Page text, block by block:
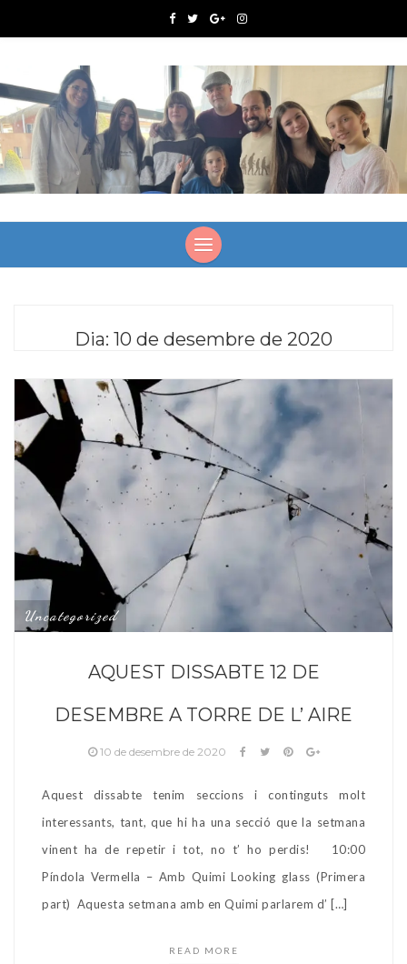
Dia: 10 de desembre de 2020
Uncategorized
AQUEST DISSABTE 12 DE
DESEMBRE A TORRE DE L’ AIRE
10 de desembre de 2020
Aquest dissabte tenim seccions i continguts molt
interessants, tant, que hi ha una secció que la setmana
vinent ha de repetir i tot, no t’ ho perdis! 10:00
Píndola Vermella – Amb Quimi Looking glass (Primera
part) Aquesta setmana amb en Quimi parlarem d’ […]
READ MORE